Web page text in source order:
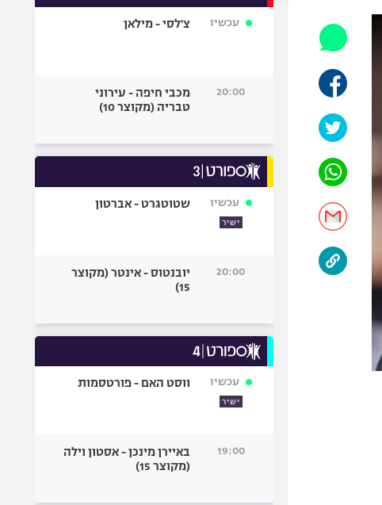
פוטבול אמריקאי NFL
בייסבול MLB
אומנויות לחימה
גיימינג E-Sports
עכשיו צ'לסי - מילאן
20:00
מכבי חיפה - עירוני
טבריה (מקוצר 10)
עכשיו
ישיר
שטוטגרט - אברטון
20:00
יובנטוס - אינטר (מקוצר
15)
עכשיו
ישיר
ווסט האם - פורטסמות
19:00
באיירן מינכן - אסטון וילה
(מקוצר 15)